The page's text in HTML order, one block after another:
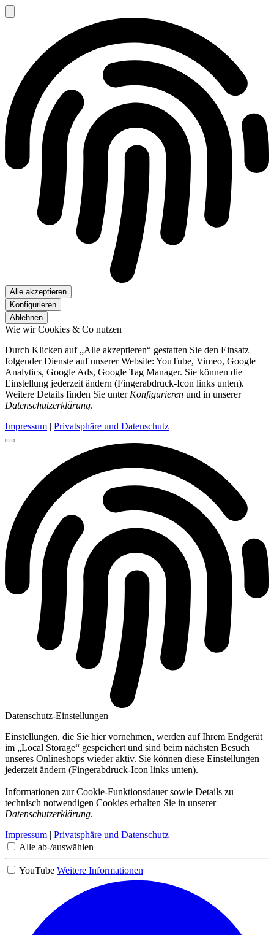
Alle akzeptieren
Konfigurieren
Ablehnen
Wie wir Cookies & Co nutzen
Durch Klicken auf „Alle akzeptieren“ gestatten Sie den Einsatz
folgender Dienste auf unserer Website: YouTube, Vimeo, Google
Analytics, Google Ads, Google Tag Manager. Sie können die
Einstellung jederzeit ändern (Fingerabdruck-Icon links unten).
Weitere Details finden Sie unter Konfigurieren und in unserer
Datenschutzerklärung.
Impressum | Privatsphäre und Datenschutz
Datenschutz-Einstellungen
Einstellungen, die Sie hier vornehmen, werden auf Ihrem Endgerät
im „Local Storage“ gespeichert und sind beim nächsten Besuch
unseres Onlineshops wieder aktiv. Sie können diese Einstellungen
jederzeit ändern (Fingerabdruck-Icon links unten).
Informationen zur Cookie-Funktionsdauer sowie Details zu
technisch notwendigen Cookies erhalten Sie in unserer
Datenschutzerklärung.
Impressum | Privatsphäre und Datenschutz
Alle ab-/auswählen
YouTube Weitere Informationen